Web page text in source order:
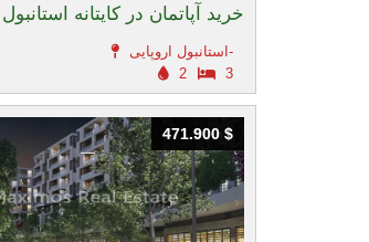
خرید آپاتمان در کایتانه استانبول
استانبول اروپایی-
3
2
471.900 $
471.900 $